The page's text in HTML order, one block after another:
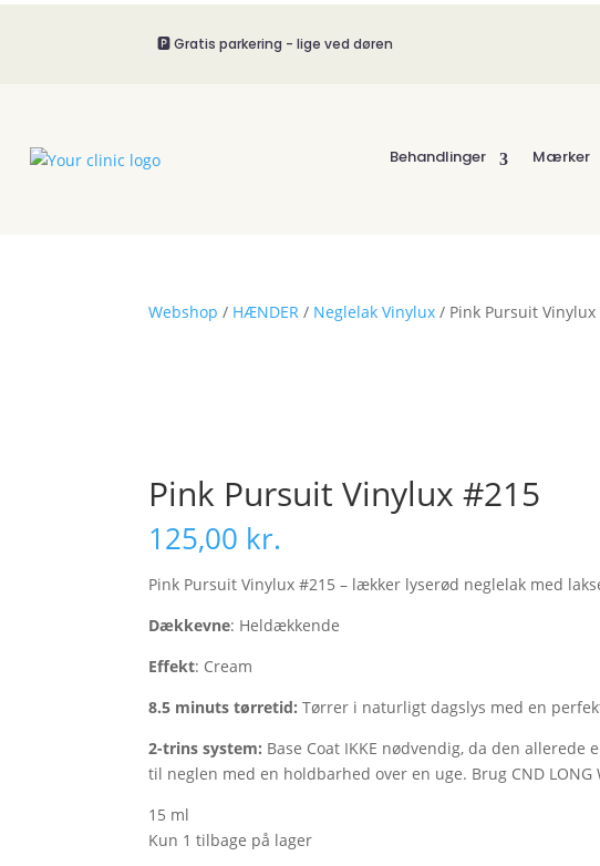
🅿️ Gratis parkering - lige ved døren
Behandlinger Mærker
Webshop / HÆNDER / Neglelak Vinylux / Pink Pursuit Vinylux
Pink Pursuit Vinylux #215
125,00 kr.
Pink Pursuit Vinylux #215 – lækker lyserød neglelak med
Dækkevne: Heldækkende
Effekt: Cream
8.5 minuts tørretid: Tørrer i naturligt dagslys med en
2-trins system: Base Coat IKKE nødvendig, da den
til neglen med en holdbarhed over en uge. Brug CND LONG
15 ml
Kun 1 tilbage på lager